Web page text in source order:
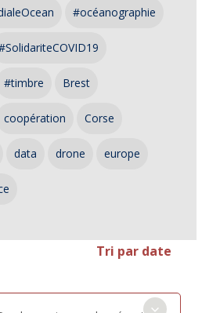
#océanographie
#timbre Brest
coopération Corse
data drone europe
Tri par date